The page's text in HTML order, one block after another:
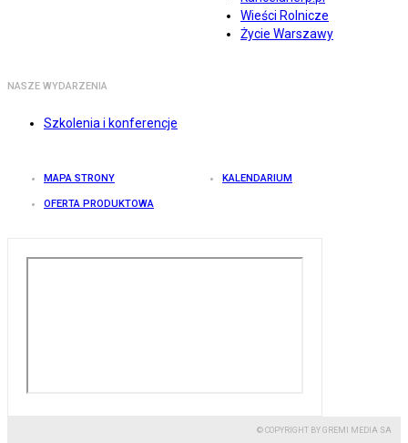
Wieści Rolnicze
Życie Warszawy
NASZE WYDARZENIA
Szkolenia i konferencje
MAPA STRONY KALENDARIUM
OFERTA PRODUKTOWA
© COPYRIGHT BY GREMI MEDIA SA